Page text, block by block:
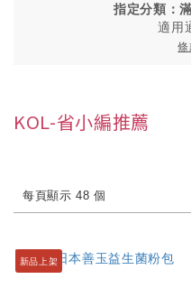
指定分類：
適用
條
KOL-省小編推薦
每頁顯示 48 個
新品上架